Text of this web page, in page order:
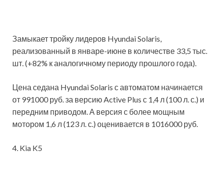
Замыкает тройку лидеров Hyundai Solaris,
реализованный в январе-июне в количестве 33,5 тыс.
шт. (+82% к аналогичному периоду прошлого года).
Цена седана Hyundai Solaris с автоматом начинается
от 991000 руб. за версию Active Plus с 1,4 л (100 л. с.) и
передним приводом. А версия с более мощным
мотором 1,6 л (123 л. с.) оценивается в 1016000 руб.
4. Kia K5